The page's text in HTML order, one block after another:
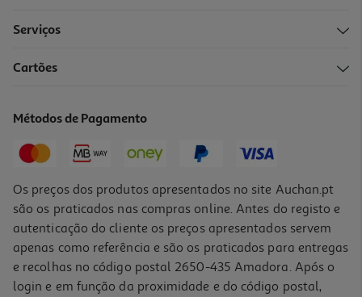
Serviços
Cartões
Métodos de Pagamento
Os preços dos produtos apresentados no site Auchan.pt
são os praticados nas compras online. Antes do registo e
autenticação do cliente os preços apresentados servem
apenas como referência e são os praticados para entregas
e recolhas no código postal 2650-435 Amadora. Após o
login e em função da proximidade e do código postal,